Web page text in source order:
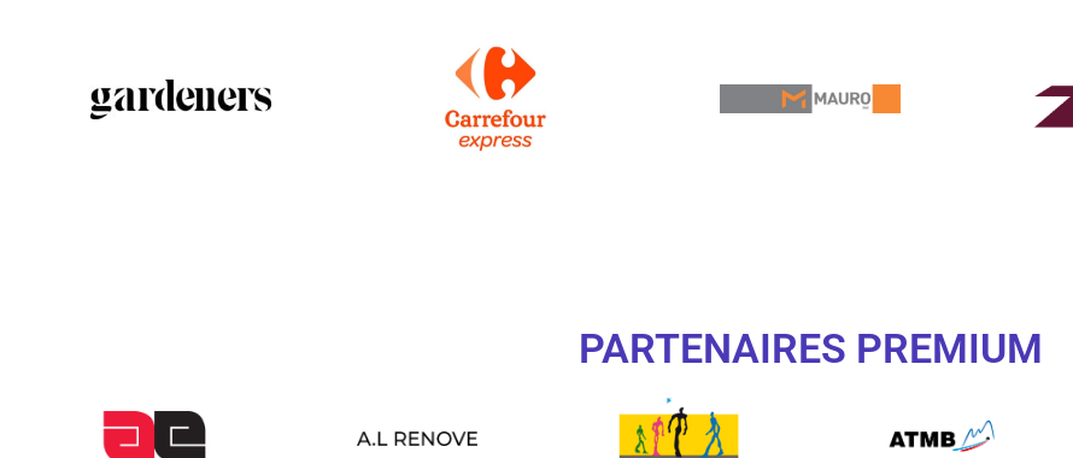
PARTENAIRES PREMIUM